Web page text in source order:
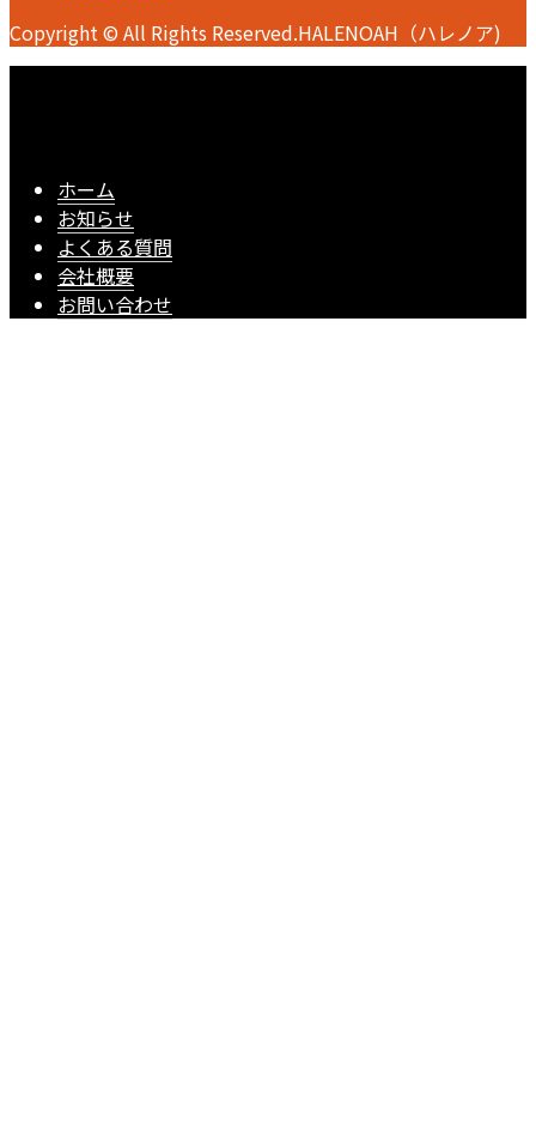
Copyright © All Rights Reserved.HALENOAH（ハレノア)
ホーム
お知らせ
よくある質問
会社概要
お問い合わせ